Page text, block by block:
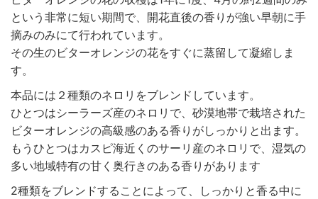
という非常に短い期間で、開花直後の香りが強い早朝に手
摘みのみにて行われています。
その生のビターオレンジの花をすぐに蒸留して凝縮しま
す。
本品には２種類のネロリをブレンドしています。
ひとつはシーラーズ産のネロリで、砂漠地帯で栽培された
ビターオレンジの高級感のある香りがしっかりと出ます。
もうひとつはカスピ海近くのサーリ産のネロリで、湿気の
多い地域特有の甘く奥行きのある香りがあります
2種類をブレンドすることによって、しっかりと香る中に